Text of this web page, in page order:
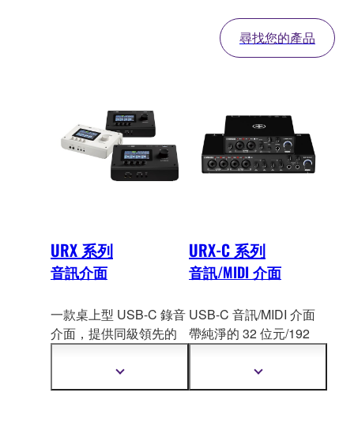
尋找您的產品
URX 系列
音訊介面
一款桌上型 USB-C 錄音
介面，提供同級領先的
驅動路由和效果，以及
透過觸控 LCD 和實體旋
顯
示
URX-C 系列
音訊/MIDI 介面
USB-C 音訊/MIDI 介面
帶純淨的 32 位元/192
動的混音和效果，非常
適合創作者利用工作流
顯
示